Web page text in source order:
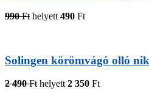
990 Ft helyett 490 Ft
Solingen körömvágó olló
2 490 Ft helyett 2 350 Ft